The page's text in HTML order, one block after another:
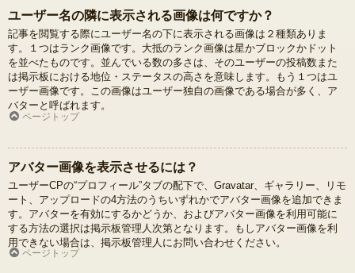
ユーザー名の隣に表示される画像は何ですか？
記事を閲覧する際にユーザー名の下に表示される画像は２種類ありま
す。１つはランク画像です。大抵のランク画像は星かブロックかドット
を並べたものです。並んでいる数の多さは、そのユーザーの投稿数また
は掲示板における地位・ステータスの高さを意味します。もう１つはユ
ーザー画像です。この画像はユーザー独自の画像である場合が多く、ア
バターと呼ばれます。
ページトップ
アバター画像を表示させるには？
ユーザーCPの“プロフィール”タブの配下で、Gravatar、ギャラリー、リモ
ート、アップロードの4方法のうちいずれかでアバター画像を追加できま
す。アバターを有効にするかどうか、およびアバター画像を利用可能に
する方法の選択は掲示板管理人次第となります。もしアバター画像を利
用できない場合は、掲示板管理人にお問い合わせください。
ページトップ